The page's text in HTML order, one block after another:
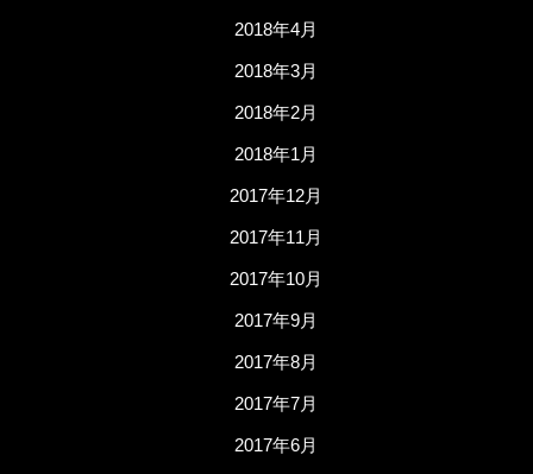
2018年4月
2018年3月
2018年2月
2018年1月
2017年12月
2017年11月
2017年10月
2017年9月
2017年8月
2017年7月
2017年6月